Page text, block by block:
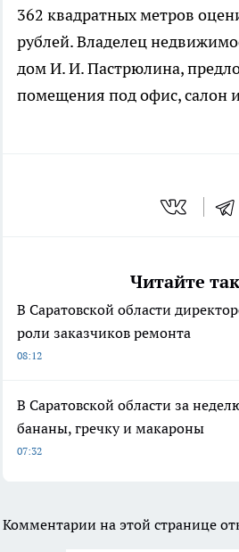
362 квадратных метров
рублей. Владелец
дом И. И. Пастрюлина,
помещения под офис, салон
Читайте
В Саратовской области
роли заказчиков ремонта
08:12
В Саратовской области за
бананы, гречку и макароны
07:32
Комментарии на этой странице